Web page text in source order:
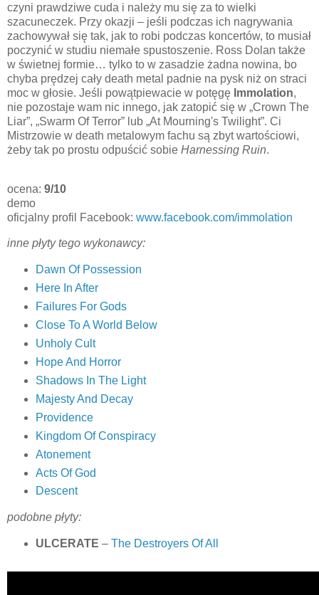
czyni prawdziwe cuda i należy mu się za to wielki
szacuneczek. Przy okazji – jeśli podczas ich nagrywania
zachowywał się tak, jak to robi podczas koncertów, to musiał
poczynić w studiu niemałe spustoszenie. Ross Dolan także
w świetnej formie… tylko to w zasadzie żadna nowina, bo
chyba prędzej cały death metal padnie na pysk niż on straci
moc w głosie. Jeśli powątpiewacie w potęgę Immolation,
nie pozostaje wam nic innego, jak zatopić się w „Crown The
Liar”, „Swarm Of Terror” lub „At Mourning's Twilight”. Ci
Mistrzowie w death metalowym fachu są zbyt wartościowi,
żeby tak po prostu odpuścić sobie Harnessing Ruin.
ocena: 9/10
demo
oficjalny profil Facebook: www.facebook.com/immolation
inne płyty tego wykonawcy:
Dawn Of Possession
Here In After
Failures For Gods
Close To A World Below
Unholy Cult
Hope And Horror
Shadows In The Light
Majesty And Decay
Providence
Kingdom Of Conspiracy
Atonement
Acts Of God
Descent
podobne płyty:
ULCERATE – The Destroyers Of All